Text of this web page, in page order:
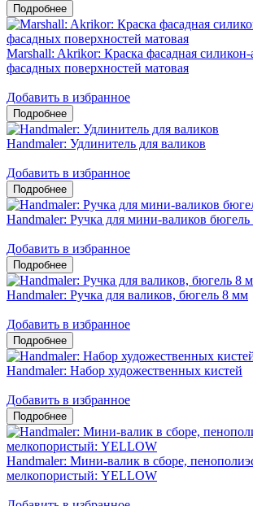
Marshall: Akrikor: Краска фасадная силикон-
фасадных поверхностей матовая
Добавить в избранное
Handmaler: Удлинитель для валиков
Добавить в избранное
Handmaler: Ручка для мини-валиков
Добавить в избранное
Handmaler: Ручка для валиков, бюгель 8 мм
Добавить в избранное
Handmaler: Набор художественных кистей
Добавить в избранное
Handmaler: Мини-валик в сборе,
мелкопористый: YELLOW